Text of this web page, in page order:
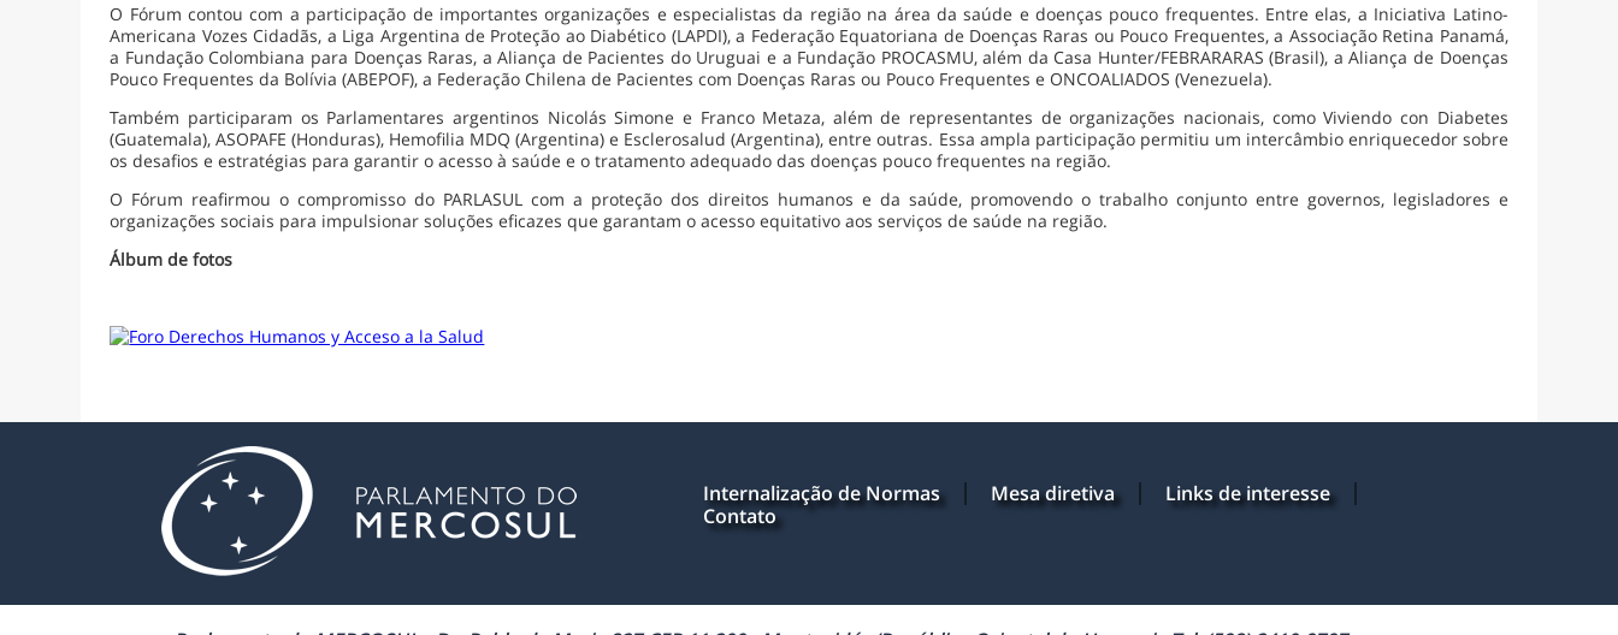
O Fórum contou com a participação de importantes organizações e especialistas da região na área da saúde e doenças pouco frequentes. Entre elas, a Iniciativa Latino-
Americana Vozes Cidadãs, a Liga Argentina de Proteção ao Diabético (LAPDI), a Federação Equatoriana de Doenças Raras ou Pouco Frequentes, a Associação Retina Panamá,
a Fundação Colombiana para Doenças Raras, a Aliança de Pacientes do Uruguai e a Fundação PROCASMU, além da Casa Hunter/FEBRARARAS (Brasil), a Aliança de Doenças
Pouco Frequentes da Bolívia (ABEPOF), a Federação Chilena de Pacientes com Doenças Raras ou Pouco Frequentes e ONCOALIADOS (Venezuela).
Também participaram os Parlamentares argentinos Nicolás Simone e Franco Metaza, além de representantes de organizações nacionais, como Viviendo con Diabetes
(Guatemala), ASOPAFE (Honduras), Hemofilia MDQ (Argentina) e Esclerosalud (Argentina), entre outras. Essa ampla participação permitiu um intercâmbio enriquecedor sobre
os desafios e estratégias para garantir o acesso à saúde e o tratamento adequado das doenças pouco frequentes na região.
O Fórum reafirmou o compromisso do PARLASUL com a proteção dos direitos humanos e da saúde, promovendo o trabalho conjunto entre governos, legisladores e
organizações sociais para impulsionar soluções eficazes que garantam o acesso equitativo aos serviços de saúde na região.
Álbum de fotos
Internalização de Normas Mesa diretiva
Links de interesse
Contato